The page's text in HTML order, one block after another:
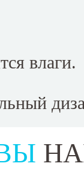
влаги.